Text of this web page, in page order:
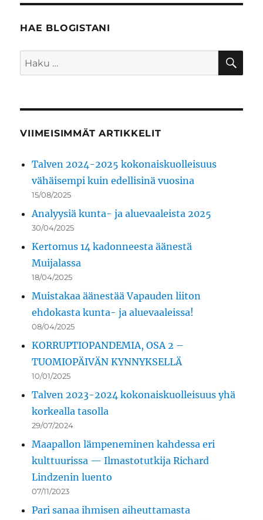
HAE BLOGISTANI
Etsi:
VIIMEISIMMÄT ARTIKKELIT
Talven 2024-2025 kokonaiskuolleisuus
vähäisempi kuin edellisinä vuosina
15/08/2025
Analyysiä kunta- ja aluevaaleista 2025
30/04/2025
Kertomus 14 kadonneesta äänestä
Muijalassa
18/04/2025
Muistakaa äänestää Vapauden liiton
ehdokasta kunta- ja aluevaaleissa!
08/04/2025
KORRUPTIOPANDEMIA, OSA 2 –
TUOMIOPÄIVÄN KYNNYKSELLÄ
10/01/2025
Talven 2023-2024 kokonaiskuolleisuus yhä
korkealla tasolla
29/07/2024
Maapallon lämpeneminen kahdessa eri
kulttuurissa — Ilmastotutkija Richard
Lindzenin luento
07/11/2023
Pari sanaa ihmisen aiheuttamasta